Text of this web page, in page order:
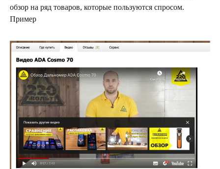
обзор на ряд товаров, которые пользуются спросом.
Пример